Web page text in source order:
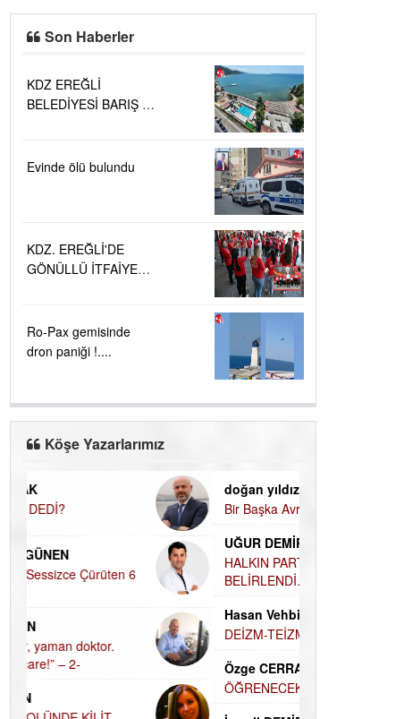
Son Haberler
KDZ EREĞLİ
BELEDİYESİ BARIŞ VE
KALİTESİ
Evinde ölü bulundu
KDZ. EREĞLİ'DE
GÖNÜLLÜ İTFAİYECİ
Ro-Pax gemisinde
dron paniği !....
Köşe Yazarlarımız
doğan yıldıztan
Bir Başka Avrupa!
UĞUR DEMİROĞLU
HALKIN PARTİSİNDE YENİ YÖNETİM
BELİRLENDİ…
DEİZM-TEİZM-ATEİZM-PANTEİZM’E BAKIŞ
Özge CERRAH
ÖĞRENECEK ÇOK ŞEY VAR...